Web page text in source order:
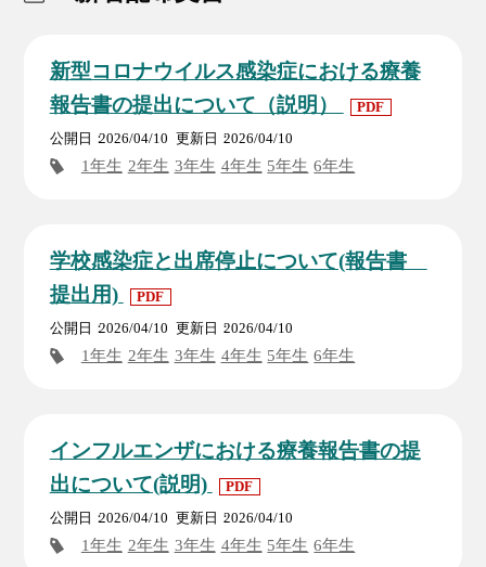
新型コロナウイルス感染症における療養
報告書の提出について（説明）
PDF
公開日 2026/04/10 更新日 2026/04/10
1年生 2年生 3年生 4年生 5年生 6年生
学校感染症と出席停止について(報告書
提出用)
PDF
公開日 2026/04/10 更新日 2026/04/10
1年生 2年生 3年生 4年生 5年生 6年生
インフルエンザにおける療養報告書の提
出について(説明)
PDF
公開日 2026/04/10 更新日 2026/04/10
1年生 2年生 3年生 4年生 5年生 6年生